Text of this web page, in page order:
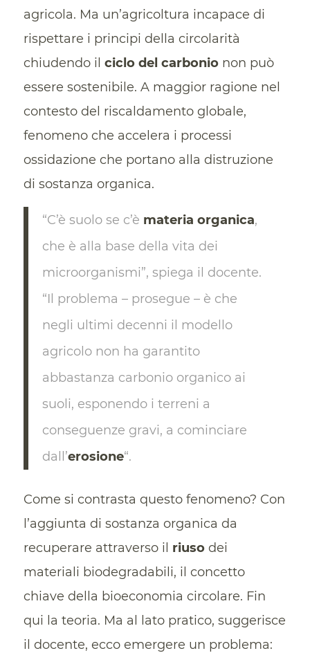
agricola. Ma un’agricoltura incapace di
rispettare i principi della circolarità
chiudendo il ciclo del carbonionon può
essere sostenibile. A maggior ragione nel
contesto del riscaldamento globale,
fenomeno che accelera i processi
ossidazione che portano alla distruzione
di sostanza organica.
“C’è suolo se c’è materia organica,
che è alla base della vita dei
microorganismi”, spiega il docente.
“Il problema – prosegue – è che
negli ultimi decenni il modello
agricolo non ha garantito
abbastanza carbonio organico ai
suoli, esponendo i terreni a
conseguenze gravi, a cominciare
dall’erosione“.
Come si contrasta questo fenomeno? Con
l’aggiunta di sostanza organica da
recuperare attraverso il riusodei
materiali biodegradabili, il concetto
chiave della bioeconomia circolare. Fin
qui la teoria. Ma al lato pratico, suggerisce
il docente, ecco emergere un problema: